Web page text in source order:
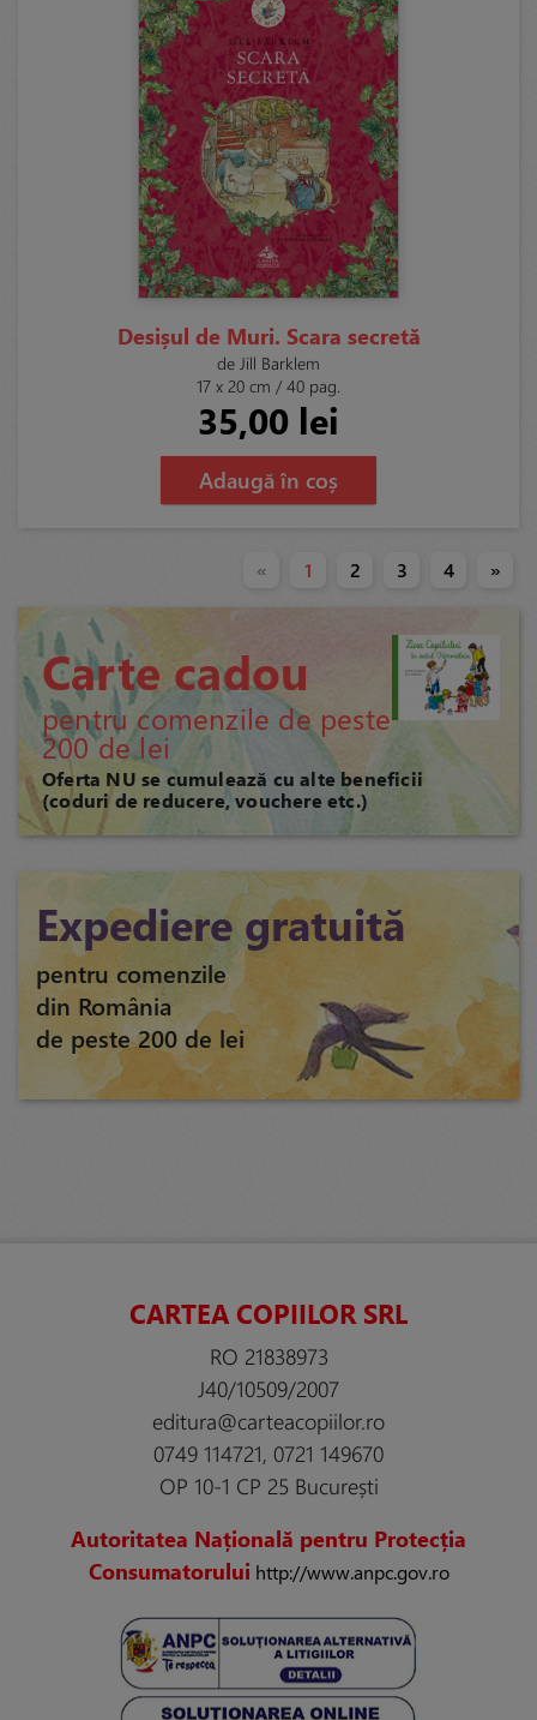
Desișul de Muri. Scara secretă
de Jill Barklem
17 x 20 cm / 40 pag.
35,00 lei
Adaugă în coș
« 1 2 3 4 »
Carte cadou
pentru comenzile de peste
200 de lei
Oferta NU se cumulează cu alte beneficii
(coduri de reducere, vouchere etc.)
Expediere gratuită
pentru comenzile
din România
de peste 200 de lei
CARTEA COPIILOR SRL
RO 21838973
J40/10509/2007
editura@carteacopiilor.ro
0749 114721, 0721 149670
OP 10-1 CP 25 București
Autoritatea Națională pentru Protecția
Consumatorului http://www.anpc.gov.ro